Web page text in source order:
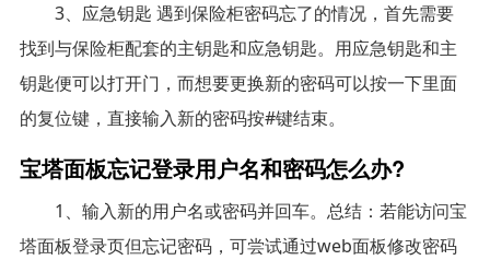
3、应急钥匙 遇到保险柜密码忘了的情况，首先需要
找到与保险柜配套的主钥匙和应急钥匙。用应急钥匙和主
钥匙便可以打开门，而想要更换新的密码可以按一下里面
的复位键，直接输入新的密码按#键结束。
宝塔面板忘记登录用户名和密码怎么办?
1、输入新的用户名或密码并回车。总结：若能访问宝
塔面板登录页但忘记密码，可尝试通过web面板修改密码